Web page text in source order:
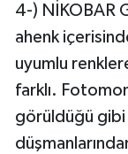
4-) NİKOBAR
ahenk
uyumlu
farklı.
görüldüğü gibi